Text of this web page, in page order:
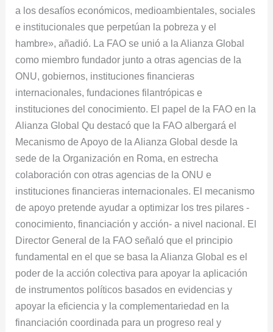
a los desafíos económicos, medioambientales, sociales
e institucionales que perpetúan la pobreza y el
hambre», añadió. La FAO se unió a la Alianza Global
como miembro fundador junto a otras agencias de la
ONU, gobiernos, instituciones financieras
internacionales, fundaciones filantrópicas e
instituciones del conocimiento. El papel de la FAO en la
Alianza Global Qu destacó que la FAO albergará el
Mecanismo de Apoyo de la Alianza Global desde la
sede de la Organización en Roma, en estrecha
colaboración con otras agencias de la ONU e
instituciones financieras internacionales. El mecanismo
de apoyo pretende ayudar a optimizar los tres pilares -
conocimiento, financiación y acción- a nivel nacional. El
Director General de la FAO señaló que el principio
fundamental en el que se basa la Alianza Global es el
poder de la acción colectiva para apoyar la aplicación
de instrumentos políticos basados en evidencias y
apoyar la eficiencia y la complementariedad en la
financiación coordinada para un progreso real y